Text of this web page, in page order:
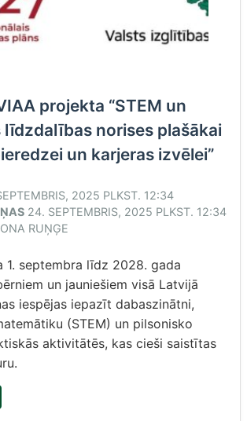
projekta “STEM un
līdzdalības norises plašākai
un karjeras izvēlei”
2025 PLKST. 12:34
24. SEPTEMBRIS, 2025 PLKST. 12:34
RUŅĢE
1. septembra līdz 2028. gada
un jauniešiem visā Latvijā
iespējas iepazīt dabaszinātni,
(STEM) un pilsonisko
aktivitātēs, kas cieši saistītas